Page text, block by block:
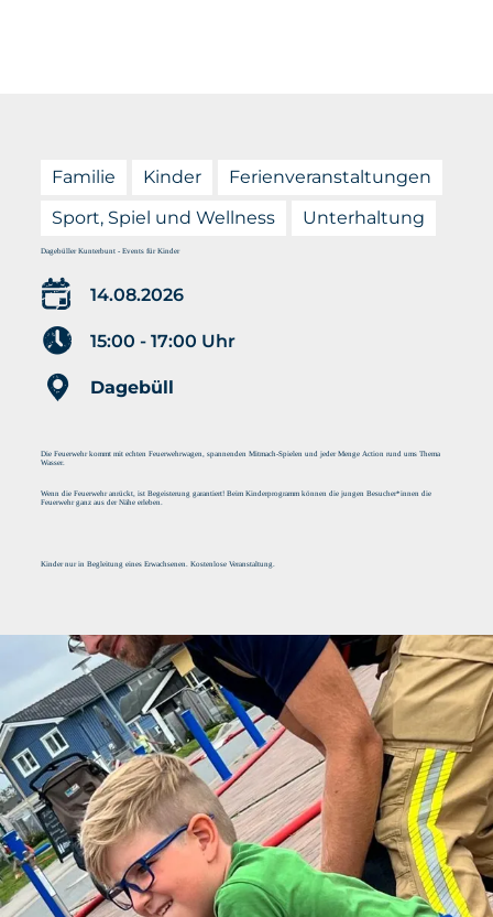
Familie Kinder
Ferienveranstaltungen
Sport, Spiel und Wellness
Unterhaltung
Dagebüller Kunterbunt - Events für Kinder
14.08.2026
15:00 - 17:00 Uhr
Dagebüll
Die Feuerwehr kommt mit echten Feuerwehrwagen, spannenden Mitmach-Spielen und jeder Menge Action rund ums Thema
Wasser.
Wenn die Feuerwehr anrückt, ist Begeisterung garantiert! Beim Kinderprogramm können die jungen Besucher*innen die
Feuerwehr ganz aus der Nähe erleben.
Kinder nur in Begleitung eines Erwachsenen. Kostenlose Veranstaltung.